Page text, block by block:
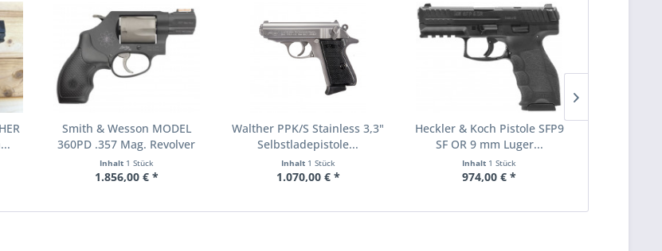
Smith & Wesson MODEL
360PD .357 Mag. Revolver
Inhalt 1 Stück
1.856,00 € *
Walther PPK/S Stainless 3,3"
Selbstladepistole...
Inhalt 1 Stück
1.070,00 € *
Heckler & Koch Pistole SFP9
SF OR 9 mm Luger...
Inhalt 1 Stück
974,00 € *